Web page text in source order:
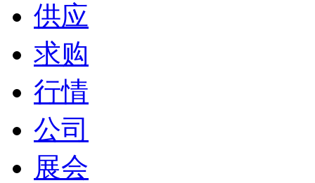
供应
求购
行情
公司
展会